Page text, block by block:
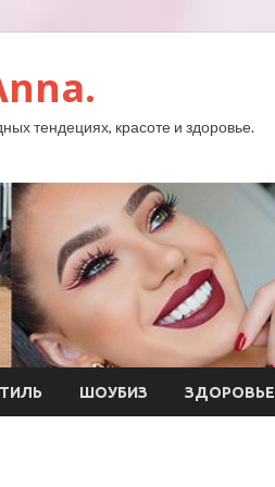
тендециях, красоте и здоровье.
ШОУБИЗ ЗДОРОВЬЕ